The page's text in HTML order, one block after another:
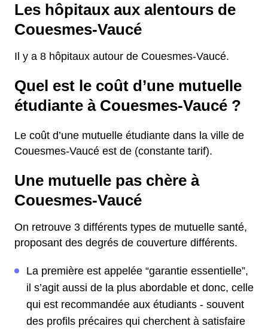
Les hôpitaux aux alentours de
Couesmes-Vaucé
Il y a 8 hôpitaux autour de Couesmes-Vaucé.
Quel est le coût d’une mutuelle
étudiante à Couesmes-Vaucé ?
Le coût d’une mutuelle étudiante dans la ville de
Couesmes-Vaucé est de (constante tarif).
Une mutuelle pas chère à
Couesmes-Vaucé
On retrouve 3 différents types de mutuelle santé,
proposant des degrés de couverture différents.
La première est appelée “garantie essentielle”,
il s’agit aussi de la plus abordable et donc, celle
qui est recommandée aux étudiants - souvent
des profils précaires qui cherchent à satisfaire